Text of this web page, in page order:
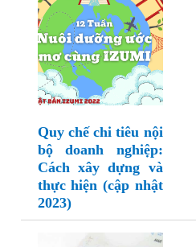
Quy chế chi tiêu nội
bộ doanh nghiệp:
Cách xây dựng và
thực hiện (cập nhật
2023)